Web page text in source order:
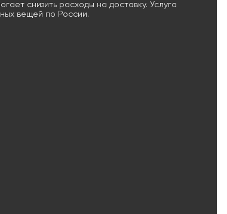
снизить расходы на доставку. Услуга
вещей по России.